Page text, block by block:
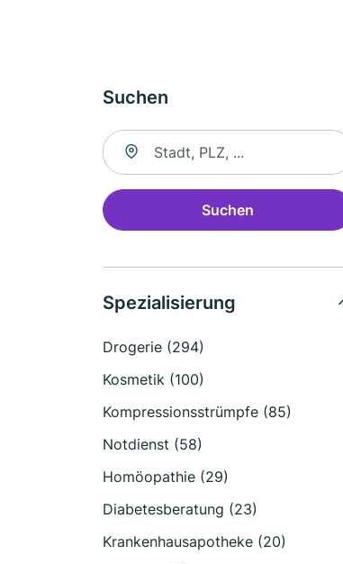
Suchen
Suche nach Ort
Suchen
Spezialisierung
Drogerie (294)
Kosmetik (100)
Kompressionsstrümpfe (85)
Notdienst (58)
Homöopathie (29)
Diabetesberatung (23)
Krankenhausapotheke (20)